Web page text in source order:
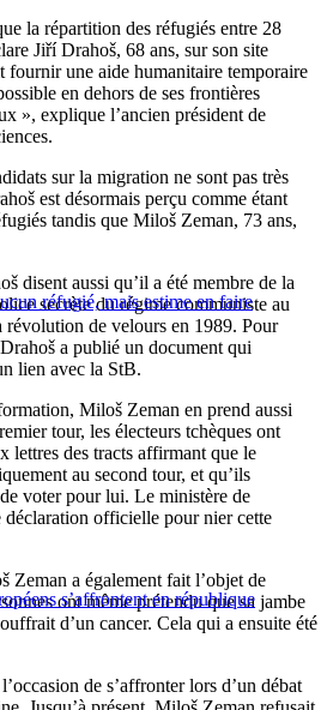
la répartition des réfugiés entre 28
Jiří Drahoš, 68 ans, sur son site
une aide humanitaire temporaire
en dehors de ses frontières
», explique l’ancien président de
sur la migration ne sont pas très
est désormais perçu comme étant
tandis que Miloš Zeman, 73 ans,
réfugié, mais estime en faire
disent aussi qu’il a été membre de la
secrète du régime communiste au
révolution de velours en 1989. Pour
a publié un document qui
lien avec la StB.
Miloš Zeman en prend aussi
tour, les électeurs tchèques ont
lettres des tracts affirmant que le
au second tour, et qu’ils
voter pour lui. Le ministère de
officielle pour nier cette
s’affrontent en république
Zeman a également fait l’objet de
ont même prétendu que sa jambe
d’un cancer. Cela qui a ensuite été
de s’affronter lors d’un débat